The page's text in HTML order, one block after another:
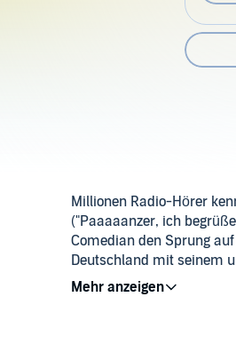
Millionen Radio-Hörer
("Paaaaanzer, ich
Comedian den Sprung
Deutschland mit seinem
"Heimatabend Deluxe".
Auf "Heimatabend